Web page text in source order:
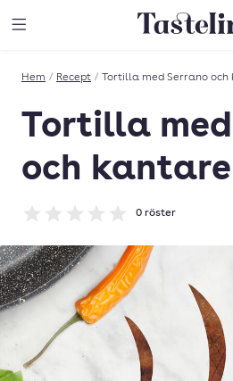
Till
Hem / Recept / Tortilla med Serrano
Tortilla
och
Betyg: 0 av 5
0 röster